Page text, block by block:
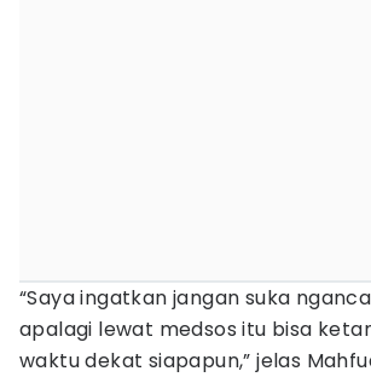
“Saya ingatkan jangan suka
apalagi lewat medsos itu bisa
waktu dekat siapapun,” jelas